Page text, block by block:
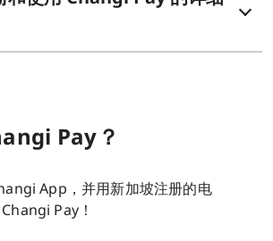
Pay？
App，并用新加坡注册的电
Pay！